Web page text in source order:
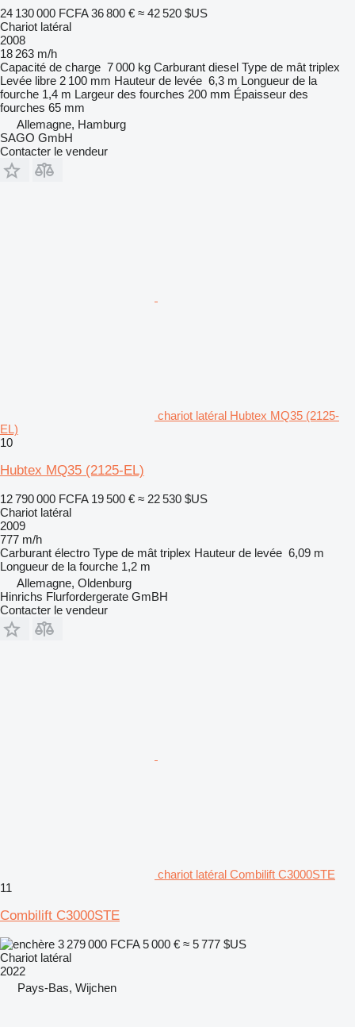
24 130 000 FCFA 36 800 € ≈ 42 520 $US
Chariot latéral
2008
18 263 m/h
Capacité de charge 7 000 kg Carburant diesel Type de mât triplex
Levée libre 2 100 mm Hauteur de levée 6,3 m Longueur de la
fourche 1,4 m Largeur des fourches 200 mm Épaisseur des
fourches 65 mm
Allemagne, Hamburg
SAGO GmbH
Contacter le vendeur
chariot latéral Hubtex MQ35 (2125-
EL)
10
Hubtex MQ35 (2125-EL)
12 790 000 FCFA 19 500 € ≈ 22 530 $US
Chariot latéral
2009
777 m/h
Carburant électro Type de mât triplex Hauteur de levée 6,09 m
Longueur de la fourche 1,2 m
Allemagne, Oldenburg
Hinrichs Flurfordergerate GmBH
Contacter le vendeur
chariot latéral Combilift C3000STE
11
Combilift C3000STE
3 279 000 FCFA5 000 € ≈ 5 777 $US
Chariot latéral
2022
Pays-Bas, Wijchen